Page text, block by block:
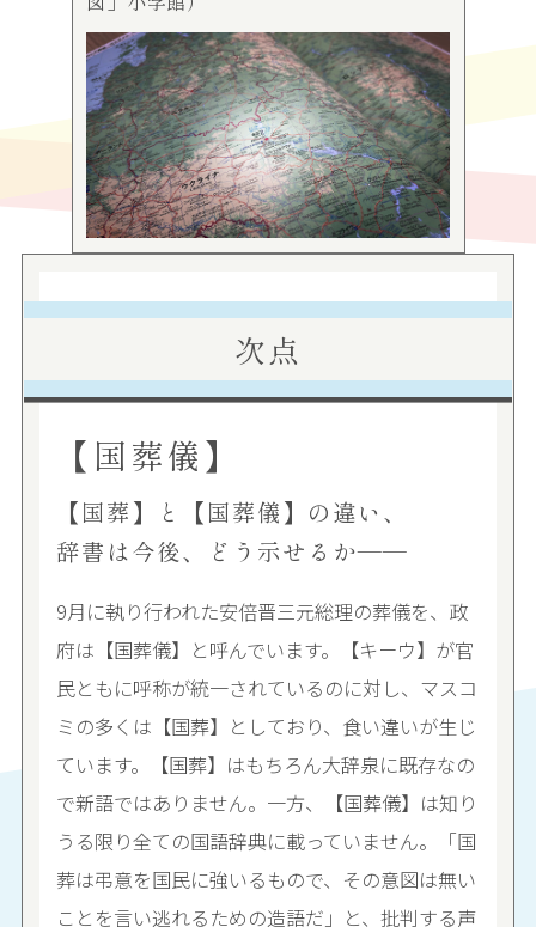
次点
【国葬儀】
【国葬】と【国葬儀】の違い、
辞書は今後、どう示せるか――
9月に執り行われた安倍晋三元総理の葬儀を、政
府は【国葬儀】と呼んでいます。【キーウ】が官
民ともに呼称が統一されているのに対し、マスコ
ミの多くは【国葬】としており、食い違いが生じ
ています。【国葬】はもちろん大辞泉に既存なの
で新語ではありません。一方、【国葬儀】は知り
うる限り全ての国語辞典に載っていません。「国
葬は弔意を国民に強いるもので、その意図は無い
ことを言い逃れるための造語だ」と、批判する声